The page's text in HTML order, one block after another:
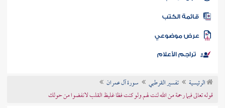
المكتبة
الكتب
موضوعي
تراجم الأعلام
الرئيسية تفسير القرطبي
سورة آل عمران
قوله تعالى فبما رحمة من الله لنت لهم ولو كنت فظا غليظ القلب لانفضوا من حولك